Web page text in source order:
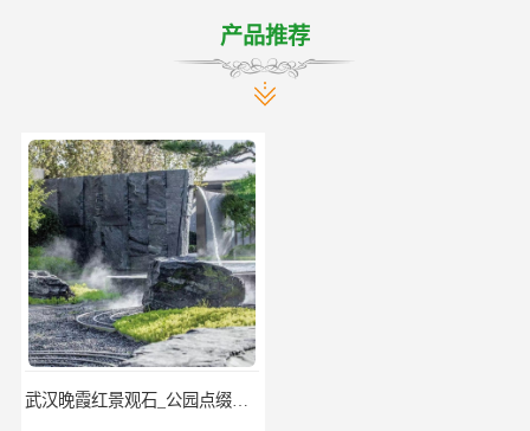
产品推荐
武汉晚霞红景观石_公园点缀石_3000吨黑山石矿山